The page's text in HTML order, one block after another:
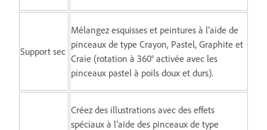
Support sec
Mélangez esquisses et peintures à l’aide de
pinceaux de type Crayon, Pastel, Graphite et
Craie (rotation à 360° activée avec les
pinceaux pastel à poils doux et durs).
Créez des illustrations avec des effets
spéciaux à l’aide des pinceaux de type